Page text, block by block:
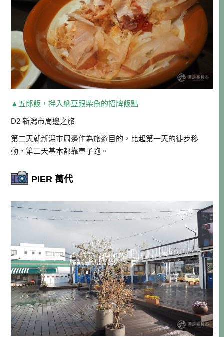
▲五郎飯，拌入納豆跟柴魚的招牌飯點
D2 新潟市周邊之旅
第二天就新潟市周邊作為旅遊目的，比起第一天的徒步移
動，第二天基本都靠車子跑。
PIER 萬代